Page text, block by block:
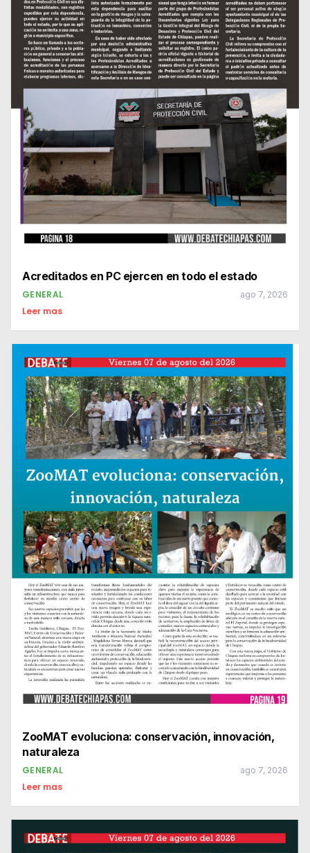
Acreditados en PC ejercen en todo el estado
GENERAL ago 7, 2026
Leer mas
ZooMAT evoluciona: conservación, innovación,
naturaleza
GENERAL ago 7, 2026
Leer mas